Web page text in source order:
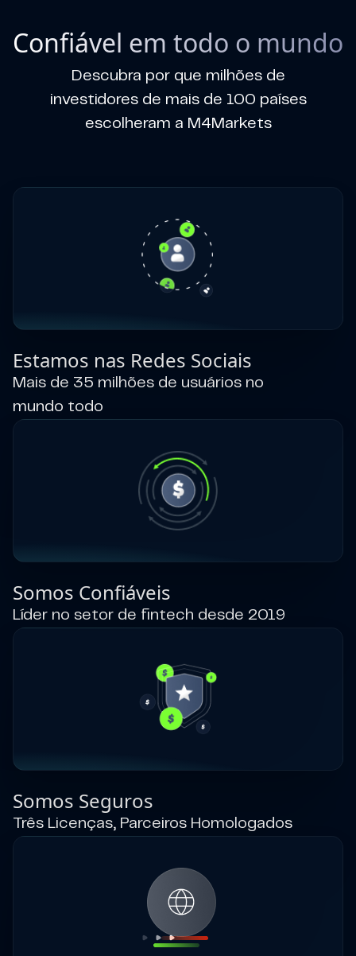
Confiável em todo o mundo
Descubra por que milhões de
investidores de mais de 100 países
escolheram a M4Markets
Estamos nas Redes Sociais
Mais de 35 milhões de usuários no
mundo todo
Somos Confiáveis
Líder no setor de fintech desde 2019
Somos Seguros
Três Licenças, Parceiros Homologados